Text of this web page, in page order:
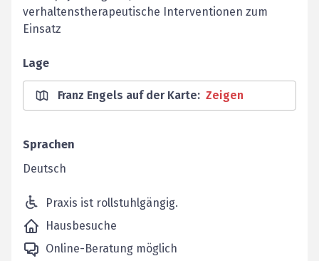
verhaltenstherapeutische Interventionen zum
Einsatz
Lage
Franz Engels auf der Karte: Zeigen
Sprachen
Deutsch
Praxis ist rollstuhlgängig.
Hausbesuche
Online-Beratung möglich